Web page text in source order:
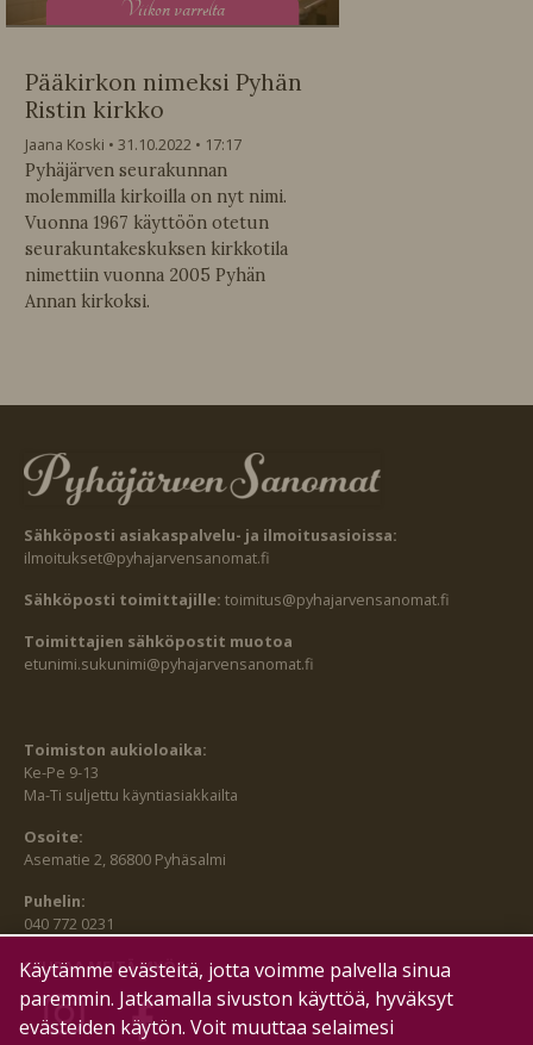
Viikon varrelta
Pääkirkon nimeksi Pyhän
Ristin kirkko
Jaana Koski 31.10.2022
17:17
Pyhäjärven seurakunnan
molemmilla kirkoilla on nyt nimi.
Vuonna 1967 käyttöön otetun
seurakuntakeskuksen kirkkotila
nimettiin vuonna 2005 Pyhän
Annan kirkoksi.
Sähköposti asiakaspalvelu- ja ilmoitusasioissa:
ilmoitukset@pyhajarvensanomat.fi
Sähköposti toimittajille: toimitus@pyhajarvensanomat.fi
Toimittajien sähköpostit muotoa
etunimi.sukunimi@pyhajarvensanomat.fi
Toimiston aukioloaika:
Ke-Pe 9-13
Ma-Ti suljettu käyntiasiakkailta
Osoite:
Asematie 2, 86800 Pyhäsalmi
Puhelin:
040 772 0231
SEURAA MEITÄ MYÖS:
Käytämme evästeitä, jotta voimme palvella sinua
paremmin. Jatkamalla sivuston käyttöä, hyväksyt
evästeiden käytön. Voit muuttaa selaimesi